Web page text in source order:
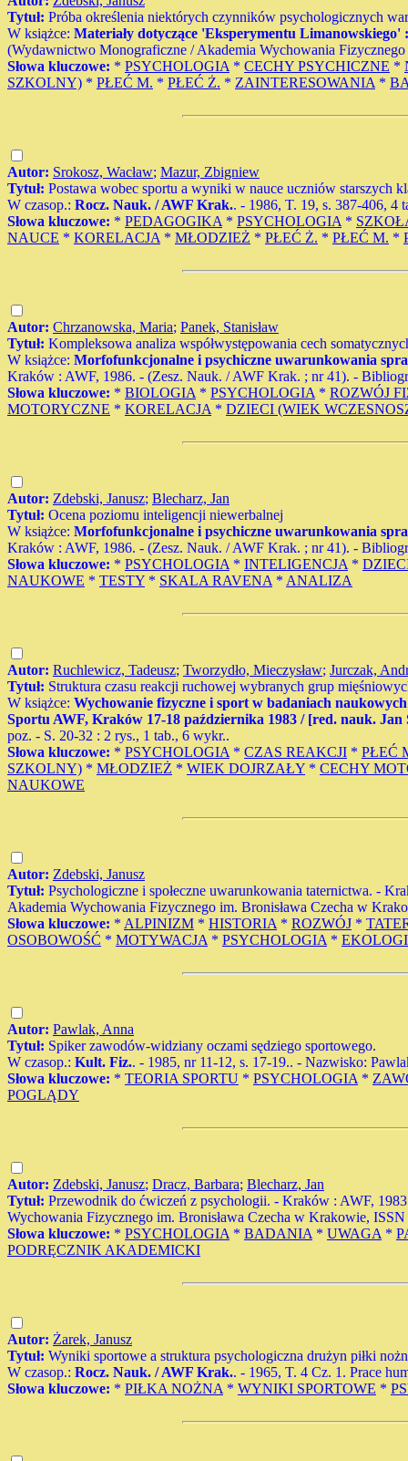
Tytuł: Próba określenia niektórych czynników psychologicznych
W książce: Materiały dotyczące 'Eksperymentu Limanowskiego'
(Wydawnictwo Monograficzne / Akademia Wychowania
Słowa kluczowe: * PSYCHOLOGIA * CECHY PSYCHICZNE *
SZKOLNY) * PŁEĆ M. * PŁEĆ Ż. * ZAINTERESOWANIA *
Autor: Srokosz, Wacław; Mazur, Zbigniew
Tytuł: Postawa wobec sportu a wyniki w nauce uczniów starszych
W czasop.: Rocz. Nauk. / AWF Krak.. - 1986, T. 19, s. 387-406, 4
Słowa kluczowe: * PEDAGOGIKA * PSYCHOLOGIA *
NAUCE * KORELACJA * MŁODZIEŻ * PŁEĆ Ż. * PŁEĆ M. *
Autor: Chrzanowska, Maria; Panek, Stanisław
Tytuł: Kompleksowa analiza współwystępowania cech
W książce: Morfofunkcjonalne i psychiczne uwarunkowania
Kraków : AWF, 1986. - (Zesz. Nauk. / AWF Krak. ; nr 41). -
Słowa kluczowe: * BIOLOGIA * PSYCHOLOGIA * ROZWÓJ
MOTORYCZNE * KORELACJA * DZIECI (WIEK
Autor: Zdebski, Janusz; Blecharz, Jan
Tytuł: Ocena poziomu inteligencji niewerbalnej
W książce: Morfofunkcjonalne i psychiczne uwarunkowania
Kraków : AWF, 1986. - (Zesz. Nauk. / AWF Krak. ; nr 41). -
Słowa kluczowe: * PSYCHOLOGIA * INTELIGENCJA *
NAUKOWE * TESTY * SKALA RAVENA * ANALIZA
Autor: Ruchlewicz, Tadeusz; Tworzydło, Mieczysław; Jurczak,
Tytuł: Struktura czasu reakcji ruchowej wybranych grup
W książce: Wychowanie fizyczne i sport w badaniach
Sportu AWF, Kraków 17-18 października 1983 / [red. nauk. Jan
poz. - S. 20-32 : 2 rys., 1 tab., 6 wykr..
Słowa kluczowe: * PSYCHOLOGIA * CZAS REAKCJI * PŁEĆ
SZKOLNY) * MŁODZIEŻ * WIEK DOJRZAŁY * CECHY
NAUKOWE
Autor: Zdebski, Janusz
Tytuł: Psychologiczne i społeczne uwarunkowania taternictwa. -
Akademia Wychowania Fizycznego im. Bronisława Czecha w
Słowa kluczowe: * ALPINIZM * HISTORIA * ROZWÓJ *
OSOBOWOŚĆ * MOTYWACJA * PSYCHOLOGIA *
Autor: Pawlak, Anna
Tytuł: Spiker zawodów-widziany oczami sędziego sportowego.
W czasop.: Kult. Fiz.. - 1985, nr 11-12, s. 17-19.. - Nazwisko:
Słowa kluczowe: * TEORIA SPORTU * PSYCHOLOGIA *
POGLĄDY
Autor: Zdebski, Janusz; Dracz, Barbara; Blecharz, Jan
Tytuł: Przewodnik do ćwiczeń z psychologii. - Kraków : AWF,
Wychowania Fizycznego im. Bronisława Czecha w Krakowie,
Słowa kluczowe: * PSYCHOLOGIA * BADANIA * UWAGA *
PODRĘCZNIK AKADEMICKI
Autor: Żarek, Janusz
Tytuł: Wyniki sportowe a struktura psychologiczna drużyn piłki
W czasop.: Rocz. Nauk. / AWF Krak.. - 1965, T. 4 Cz. 1. Prace
Słowa kluczowe: * PIŁKA NOŻNA * WYNIKI SPORTOWE *